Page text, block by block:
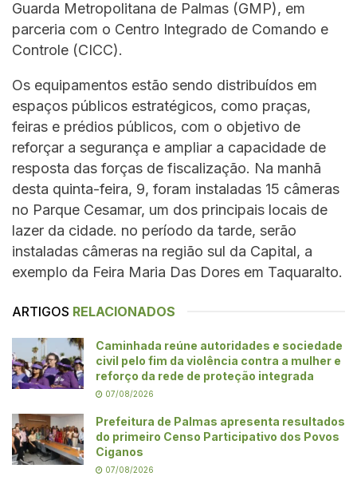
Guarda Metropolitana de Palmas (GMP), em
parceria com o Centro Integrado de Comando e
Controle (CICC).
Os equipamentos estão sendo distribuídos em
espaços públicos estratégicos, como praças,
feiras e prédios públicos, com o objetivo de
reforçar a segurança e ampliar a capacidade de
resposta das forças de fiscalização. Na manhã
desta quinta-feira, 9, foram instaladas 15 câmeras
no Parque Cesamar, um dos principais locais de
lazer da cidade. no período da tarde, serão
instaladas câmeras na região sul da Capital, a
exemplo da Feira Maria Das Dores em Taquaralto.
ARTIGOS RELACIONADOS
Caminhada reúne autoridades e sociedade
civil pelo fim da violência contra a mulher e
reforço da rede de proteção integrada
07/08/2026
Prefeitura de Palmas apresenta resultados
do primeiro Censo Participativo dos Povos
Ciganos
07/08/2026